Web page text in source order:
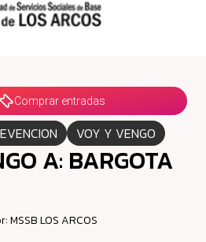
Comprar entradas
VOY Y VENGO
A: BARGOTA
LOS ARCOS